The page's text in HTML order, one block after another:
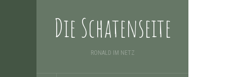
Die Schatenseite
RONALD IM NETZ